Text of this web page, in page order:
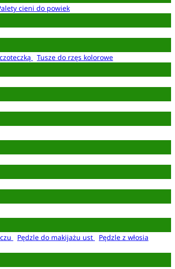
cieni do powiek
Tusze do rzęs kolorowe
Pędzle do makijażu ust
Pędzle z włosia